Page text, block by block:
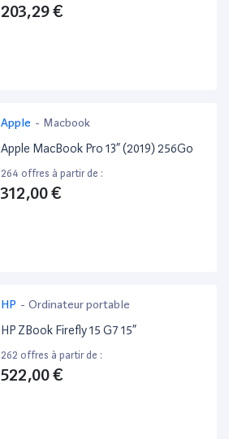
203,29 €
Apple - Macbook
Apple MacBook Pro 13” (2019) 256Go
264 offres à partir de :
312,00 €
HP - Ordinateur portable
HP ZBook Firefly 15 G7 15”
262 offres à partir de :
522,00 €